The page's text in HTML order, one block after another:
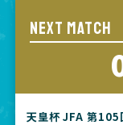
NEXT MATCH
天皇杯 JFA 第105